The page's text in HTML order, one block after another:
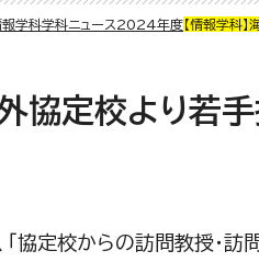
報学科学科ニュース 2024年度 【情報学科
外協定校より若
協定校からの訪問教授・訪